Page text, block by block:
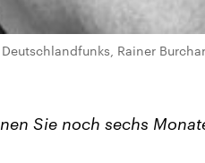
Rainer
Sie noch sechs